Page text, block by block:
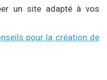
un site adapté à vos
pour la création de